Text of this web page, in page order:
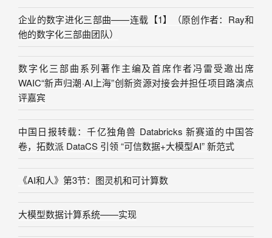
企业的数字进化三部曲——连载【1】（原创作者：Ray和
他的数字化三部曲团队）
数字化三部曲系列著作主编及首席作者冯雷受邀出席
WAIC“新声归潮·AI上海”创新资源对接会并担任项目路演点
评嘉宾
中国日报转载：千亿独角兽 Databricks 新赛道的中国答
卷，拓数派 DataCS 引领 “可信数据+大模型AI” 新范式
《AI和人》第3节：图灵机和可计算数
大模型数据计算系统——实现